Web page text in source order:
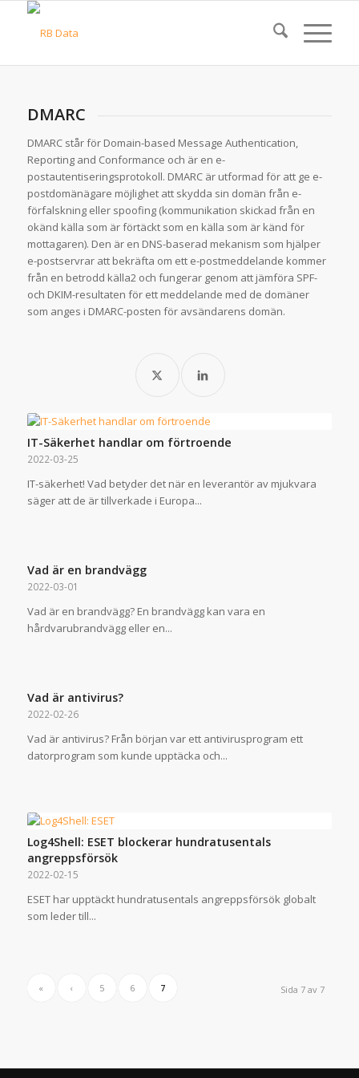
DMARC
DMARC står för Domain-based Message Authentication,
Reporting and Conformance och är en e-
postautentiseringsprotokoll. DMARC är utformad för att ge e-
postdomänägare möjlighet att skydda sin domän från e-
förfalskning eller spoofing (kommunikation skickad från en
okänd källa som är förtäckt som en källa som är känd för
mottagaren). Den är en DNS-baserad mekanism som hjälper
e-postservrar att bekräfta om ett e-postmeddelande kommer
från en betrodd källa2 och fungerar genom att jämföra SPF-
och DKIM-resultaten för ett meddelande med de domäner
som anges i DMARC-posten för avsändarens domän.
IT-Säkerhet handlar om förtroende
2022-03-25
IT-säkerhet! Vad betyder det när en leverantör av mjukvara
säger att de är tillverkade i Europa...
Vad är en brandvägg
2022-03-01
Vad är en brandvägg? En brandvägg kan vara en
hårdvarubrandvägg eller en...
Vad är antivirus?
2022-02-26
Vad är antivirus? Från början var ett antivirusprogram ett
datorprogram som kunde upptäcka och...
Log4Shell: ESET blockerar hundratusentals
angreppsförsök
2022-02-15
ESET har upptäckt hundratusentals angreppsförsök globalt
som leder till...
Sida 7 av 7
« ‹ 5 6 7